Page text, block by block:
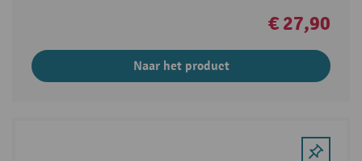
€ 27,90
Naar het product